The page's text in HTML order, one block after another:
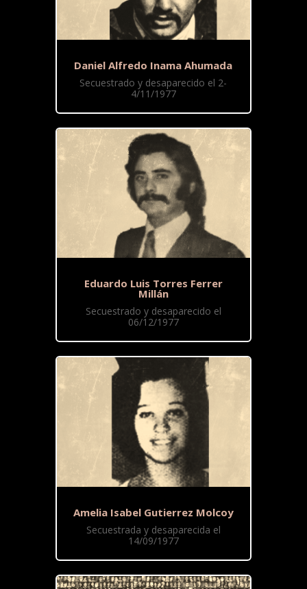
Daniel Alfredo Inama Ahumada
Secuestrado y desaparecido el 2-
4/11/1977
Eduardo Luis Torres Ferrer
Millán
Secuestrado y desaparecido el
06/12/1977
Amelia Isabel Gutierrez Molcoy
Secuestrada y desaparecida el
14/09/1977